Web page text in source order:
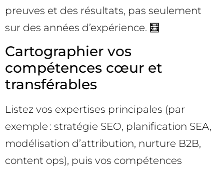
preuves et des résultats, pas seulement
sur des années d’expérience. 🧮
Cartographier vos
compétences cœur et
transférables
Listez vos expertises principales (par
exemple : stratégie SEO, planification SEA,
modélisation d’attribution, nurture B2B,
content ops), puis vos compétences